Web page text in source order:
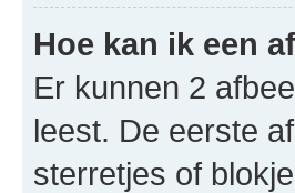
Hoe kan ik een
Er kunnen 2
leest. De eerste
sterretjes of